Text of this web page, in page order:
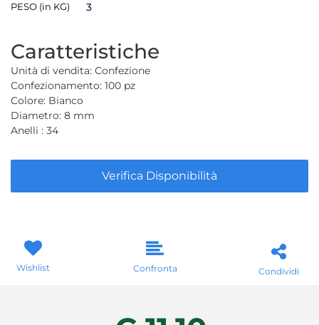
PESO (in KG) 3
Caratteristiche
Unità di vendita: Confezione
Confezionamento: 100 pz
Colore: Bianco
Diametro: 8 mm
Anelli : 34
Verifica Disponibilità
Wishlist Confronta Condividi